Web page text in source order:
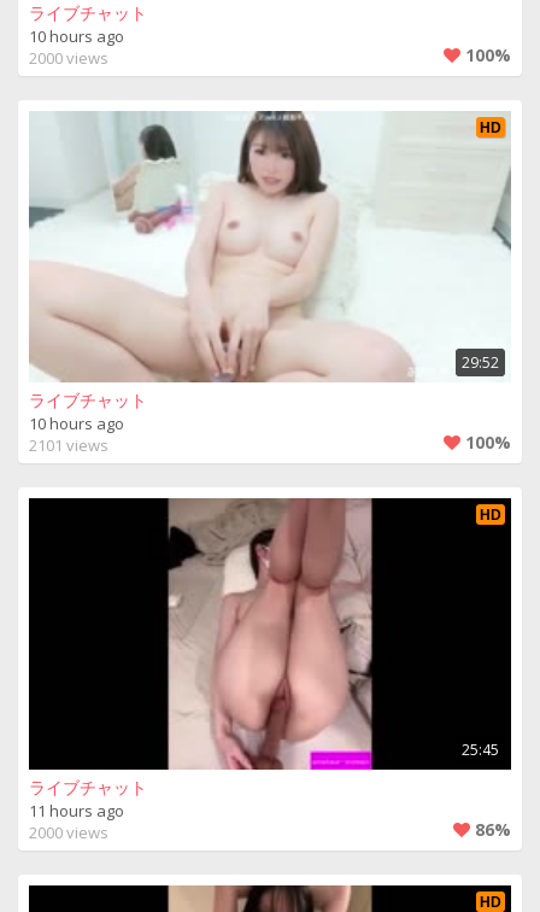
ライブチャット
10 hours ago
2000 views
100%
HD
29:52
ライブチャット
10 hours ago
2101 views
100%
HD
25:45
ライブチャット
11 hours ago
2000 views
86%
HD